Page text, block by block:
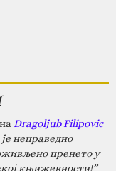
Dragoljub Filipovic
неправедно
пренето у
књижевности!”